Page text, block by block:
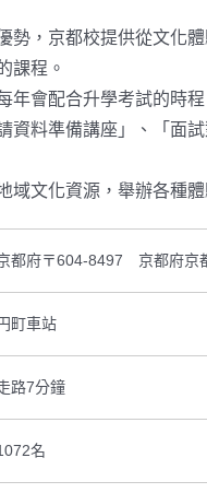
勢，京都校提供從文化
課程。
年會配合升學考試的時
資料準備講座」、「面
域文化資源，舉辦各種
都府〒604-8497 京都府京
町車站
路7分鐘
名